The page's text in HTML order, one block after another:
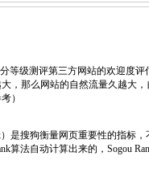
等级测评第三方网站的欢迎度
，那么网站的自然流量久越大
）
）是搜狗衡量网页重要性的指标
算法自动计算出来的，Sogou